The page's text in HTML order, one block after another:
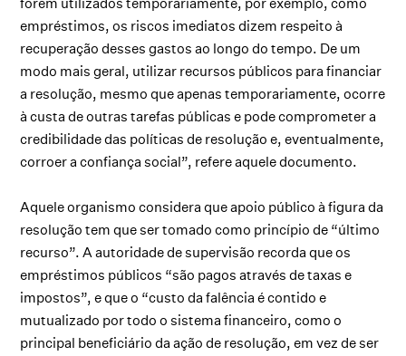
empréstimos, os riscos imediatos dizem respeito à
recuperação desses gastos ao longo do tempo. De um
modo mais geral, utilizar recursos públicos para financiar
a resolução, mesmo que apenas temporariamente, ocorre
à custa de outras tarefas públicas e pode comprometer a
credibilidade das políticas de resolução e, eventualmente,
corroer a confiança social”, refere aquele documento.
Aquele organismo considera que apoio público à figura da
resolução tem que ser tomado como princípio de “último
recurso”. A autoridade de supervisão recorda que os
empréstimos públicos “são pagos através de taxas e
impostos”, e que o “custo da falência é contido e
mutualizado por todo o sistema financeiro, como o
principal beneficiário da ação de resolução, em vez de ser